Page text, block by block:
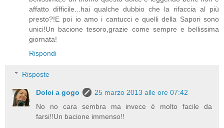
affatto difficile...hai qualche dubbio che la rifaccia al più
presto?!E poi io amo i cantucci e quelli della Sapori sono
unici!Un bacione tesoro,grazie come sempre e bellissima
giornata!
Rispondi
Risposte
Dolci a gogo
25 marzo 2013 alle ore 07:42
No no cara sembra ma invece è molto facile da
farsi!!Un bacione immenso!!